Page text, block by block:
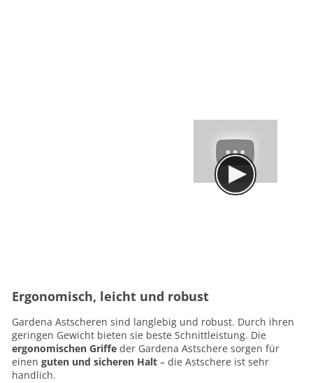
Ergonomisch, leicht und robust
Gardena Astscheren sind langlebig und robust. Durch ihren
geringen Gewicht bieten sie beste Schnittleistung. Die
ergonomischen Griffe der Gardena Astschere sorgen für
einenguten und sicheren Halt – die Astschere ist sehr
handlich.